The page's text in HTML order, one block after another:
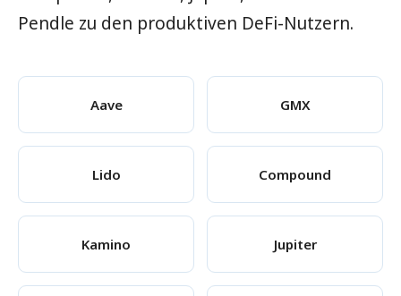
Pendle zu den produktiven DeFi-Nutzern.
Aave GMX
Lido Compound
Kamino Jupiter